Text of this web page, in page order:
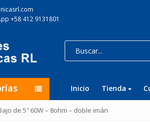
+58 412 9131801
Inicio Tienda
de 5″ 60W – 8ohm – doble imán